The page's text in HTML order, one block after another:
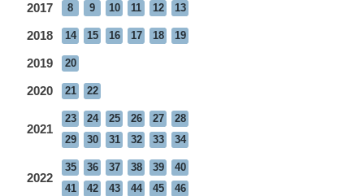
2017 8 9 10 11 12 13
2018 14 15 16 17 18 19
2019 20
2020 21 22
2021
23 24 25 26 27
28
29
30 31 32 33 34
2022
35 36 37 38 39
40
41
42 43 44 45 46